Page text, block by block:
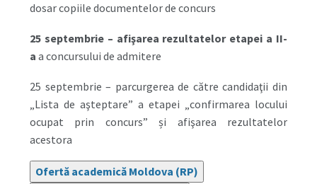
dosar copiile documentelor de concurs
25 septembrie – afişarea rezultatelor etapei a II-
a a concursului de admitere
25 septembrie – parcurgerea de către candidaţii din
„Lista de aşteptare” a etapei „confirmarea locului
ocupat prin concurs” și afişarea rezultatelor
acestora
Ofertă academică Moldova (RP)